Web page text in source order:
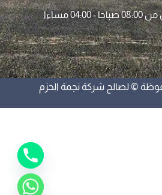
مساءا
© لصالح شركة نجمة الحزم
i
d
e
h
t
y